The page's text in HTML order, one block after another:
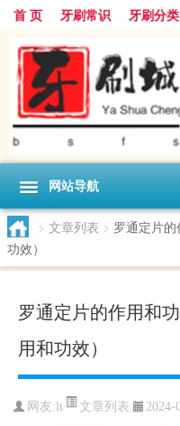
首 页 牙刷常识 牙刷分类
网站导航
> 文章列表 > 罗通定片
功效）
罗通定片的作用和
用和功效）
网友: lt 文章列表 2024-